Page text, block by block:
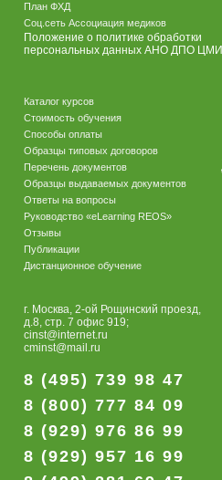
План ФХД
Соц.сеть Ассоциация медиков
Положение о политике обработки
персональных данных АНО ДПО ЦМИ
Каталог курсов
Стоимость обучения
Способы оплаты
Образцы типовых договоров
Перечень документов
Образцы выдаваемых документов
Ответы на вопросы
Руководство «eLearning REOS»
Отзывы
Публикации
Дистанционное обучение
г. Москва, 2-ой Рощинский проезд,
д.8, стр. 7 офис 919;
cinst@internet.ru
cminst@mail.ru
8 (495) 739 98 47
8 (800) 777 84 09
8 (929) 976 86 99
8 (929) 957 16 99